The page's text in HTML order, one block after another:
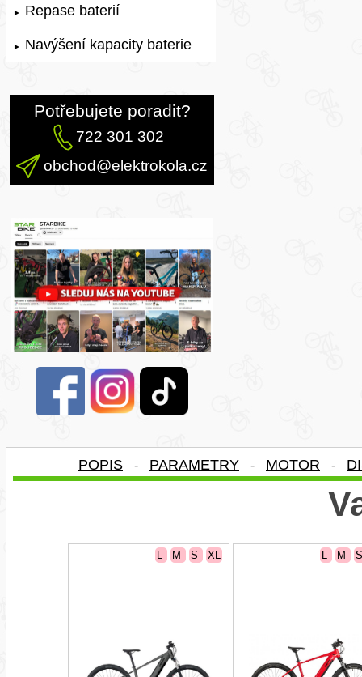
► Repase baterií
► Navýšení kapacity baterie
Potřebujete poradit?
722 301 302
obchod@elektrokola.cz
POPIS - PARAMETRY - MOTOR -
L M S XL L M